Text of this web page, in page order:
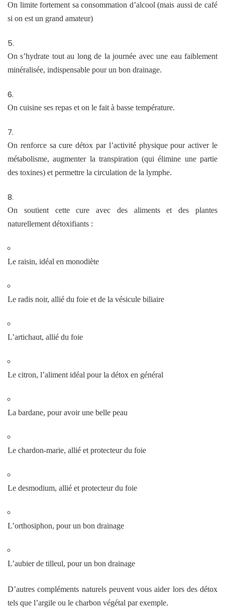
On limite fortement sa consommation d’alcool (mais aussi de café
si on est un grand amateur)
On s’hydrate tout au long de la journée avec une eau faiblement
minéralisée, indispensable pour un bon drainage.
On cuisine ses repas et on le fait à basse température.
On renforce sa cure détox par l’activité physique pour activer le
métabolisme, augmenter la transpiration (qui élimine une partie
des toxines) et permettre la circulation de la lymphe.
On soutient cette cure avec des aliments et des plantes
naturellement détoxifiants :
Le raisin, idéal en monodiète
Le radis noir, allié du foie et de la vésicule biliaire
L’artichaut, allié du foie
Le citron, l’aliment idéal pour la détox en général
La bardane, pour avoir une belle peau
Le chardon-marie, allié et protecteur du foie
Le desmodium, allié et protecteur du foie
L’orthosiphon, pour un bon drainage
L’aubier de tilleul, pour un bon drainage
D’autres compléments naturels peuvent vous aider lors des détox
tels que l’argile ou le charbon végétal par exemple.